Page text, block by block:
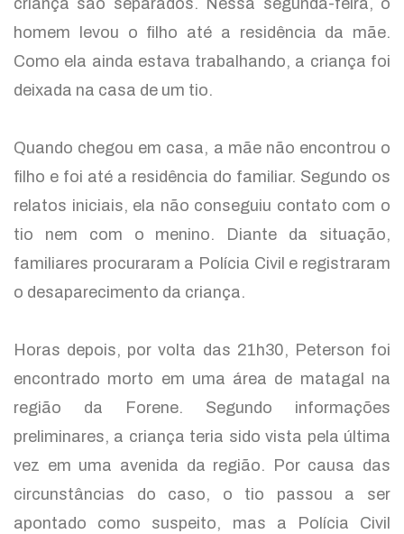
criança são separados. Nessa segunda-feira, o
homem levou o filho até a residência da mãe.
Como ela ainda estava trabalhando, a criança foi
deixada na casa de um tio.
Quando chegou em casa, a mãe não encontrou o
filho e foi até a residência do familiar. Segundo os
relatos iniciais, ela não conseguiu contato com o
tio nem com o menino. Diante da situação,
familiares procuraram a Polícia Civil e registraram
o desaparecimento da criança.
Horas depois, por volta das 21h30, Peterson foi
encontrado morto em uma área de matagal na
região da Forene. Segundo informações
preliminares, a criança teria sido vista pela última
vez em uma avenida da região. Por causa das
circunstâncias do caso, o tio passou a ser
apontado como suspeito, mas a Polícia Civil